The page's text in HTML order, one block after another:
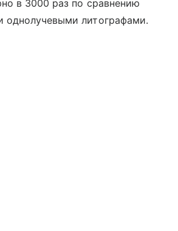
в 3000 раз по сравнению
однолучевыми литографами.